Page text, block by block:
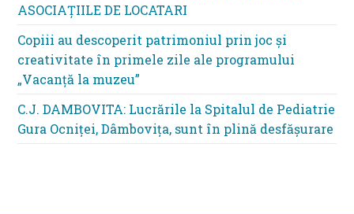
ASOCIAȚIILE DE LOCATARI
Copiii au descoperit patrimoniul prin joc și
creativitate în primele zile ale programului
„Vacanță la muzeu”
C.J. DAMBOVITA: Lucrările la Spitalul de Pediatrie
Gura Ocniței, Dâmbovița, sunt în plină desfășurare